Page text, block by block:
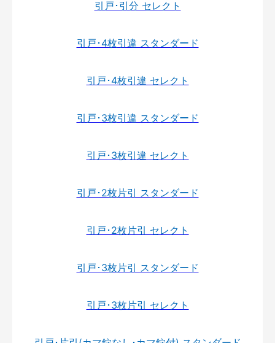
引戸･引分 セレクト
引戸･4枚引違 スタンダード
引戸･4枚引違 セレクト
引戸･3枚引違 スタンダード
引戸･3枚引違 セレクト
引戸･2枚片引 スタンダード
引戸･2枚片引 セレクト
引戸･3枚片引 スタンダード
引戸･3枚片引 セレクト